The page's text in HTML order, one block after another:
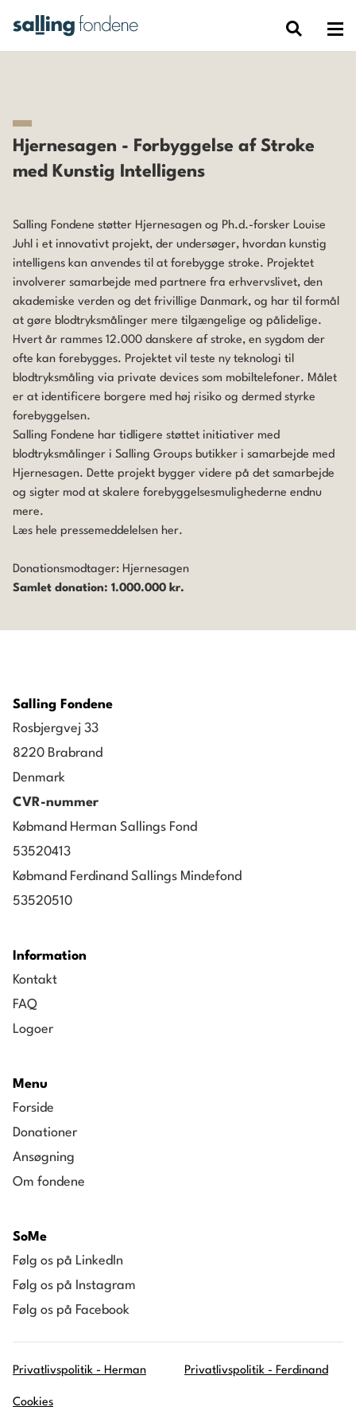
Hjernesagen - Forbyggelse af Stroke
med Kunstig Intelligens
Salling Fondene støtter Hjernesagen og Ph.d.-forsker Louise
Juhl i et innovativt projekt, der undersøger, hvordan kunstig
intelligens kan anvendes til at forebygge stroke. Projektet
involverer samarbejde med partnere fra erhvervslivet, den
akademiske verden og det frivillige Danmark, og har til formål
at gøre blodtryksmålinger mere tilgængelige og pålidelige.
Hvert år rammes 12.000 danskere af stroke, en sygdom der
ofte kan forebygges. Projektet vil teste ny teknologi til
blodtryksmåling via private devices som mobiltelefoner. Målet
er at identificere borgere med høj risiko og dermed styrke
forebyggelsen.
Salling Fondene har tidligere støttet initiativer med
blodtryksmålinger i Salling Groups butikker i samarbejde med
Hjernesagen. Dette projekt bygger videre på det samarbejde
og sigter mod at skalere forebyggelsesmulighederne endnu
mere.
Læs hele pressemeddelelsen her.
Donationsmodtager: Hjernesagen
Samlet donation: 1.000.000 kr.
Salling Fondene
Rosbjergvej 33
8220 Brabrand
Denmark
CVR-nummer
Købmand Herman Sallings Fond
53520413
Købmand Ferdinand Sallings Mindefond
53520510
Information
Kontakt
FAQ
Logoer
Menu
Forside
Donationer
Ansøgning
Om fondene
SoMe
Følg os på LinkedIn
Følg os på Instagram
Følg os på Facebook
Privatlivspolitik - Herman Privatlivspolitik - Ferdinand
Cookies